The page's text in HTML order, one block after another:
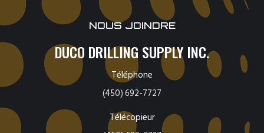
NOUS JOINDRE
DUCO DRILLING SUPPLY INC.
Téléphone
(450) 692-7727
Télécopieur